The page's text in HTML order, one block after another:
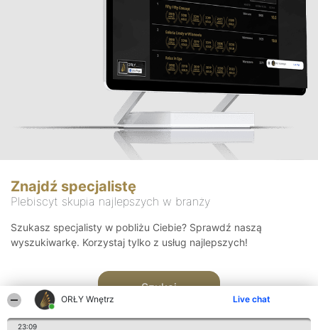
ORŁY Wnętrz Live chat
23:09
Znajdź specjalistę
Plebiscyt skupia najlepszych w branży
Szukasz specjalisty w pobliżu Ciebie? Sprawdź naszą
wyszukiwarkę. Korzystaj tylko z usług najlepszych!
Szukaj